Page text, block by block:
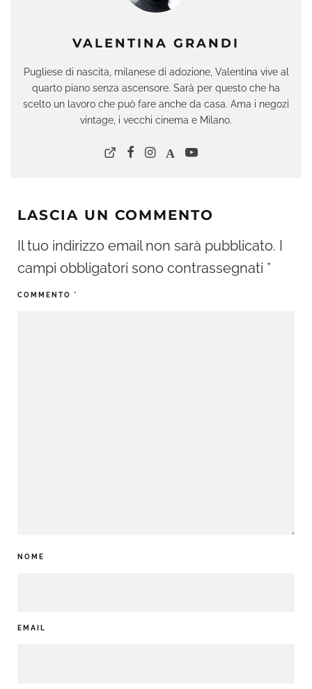
VALENTINA GRANDI
Pugliese di nascita, milanese di adozione, Valentina vive al
quarto piano senza ascensore. Sarà per questo che ha
scelto un lavoro che può fare anche da casa. Ama i negozi
vintage, i vecchi cinema e Milano.
LASCIA UN COMMENTO
Il tuo indirizzo email non sarà pubblicato. I
campi obbligatori sono contrassegnati *
COMMENTO *
NOME
EMAIL